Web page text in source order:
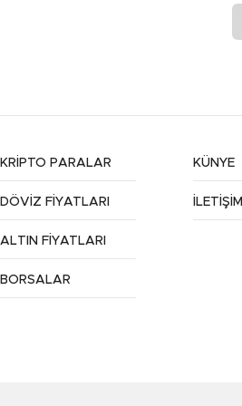
KRİPTO PARALAR
DÖVİZ FİYATLARI
ALTIN FİYATLARI
BORSALAR
KÜNYE
İLETİŞİM